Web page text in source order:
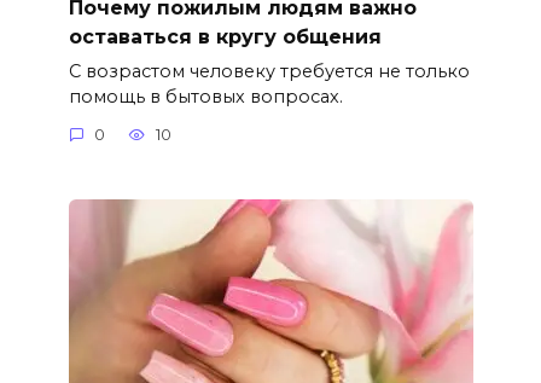
Почему пожилым людям важно
оставаться в кругу общения
С возрастом человеку требуется не только
помощь в бытовых вопросах.
0 10